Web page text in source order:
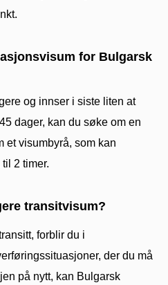
for Bulgarsk
og innser i siste liten at
dager, kan du søke om en
et visumbyrå, som kan
2 timer.
transitvisum?
forblir du i
der du må
på nytt, kan Bulgarsk